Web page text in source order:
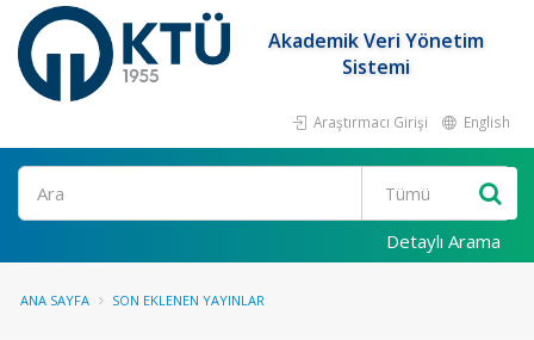
Akademik Veri Yönetim
Sistemi
Araştırmacı Girişi English
Ara
Detaylı Arama
ANA SAYFA SON EKLENEN YAYINLAR